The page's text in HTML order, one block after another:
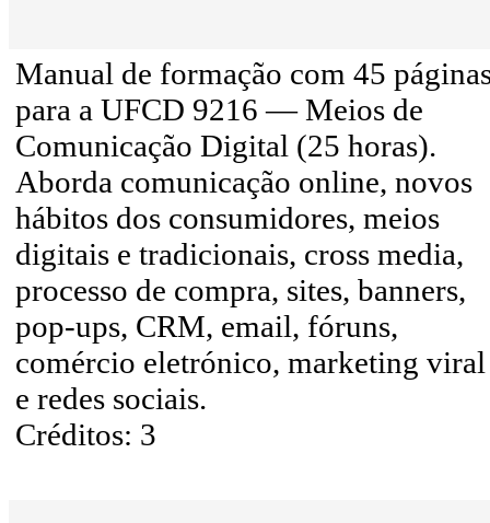
Manual de formação com 45
para a UFCD 9216 — Meios de
Comunicação Digital (25 horas).
Aborda comunicação online, novos
hábitos dos consumidores, meios
digitais e tradicionais, cross media,
processo de compra, sites, banners,
pop-ups, CRM, email, fóruns,
comércio eletrónico, marketing viral
e redes sociais.
Créditos: 3